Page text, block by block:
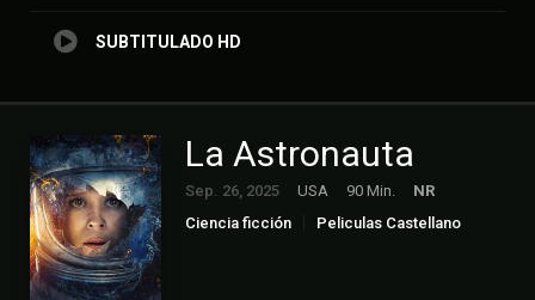
SUBTITULADO HD
La Astronauta
Sep. 26, 2025 USA 90 Min.
NR
Ciencia ficción
Peliculas Castellano